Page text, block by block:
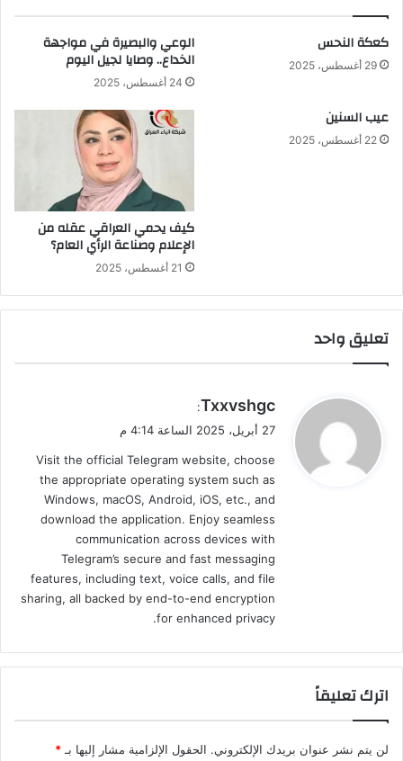
كعكة النحس
29 أغسطس، 2025
الوعي والبصيرة في مواجهة
الخداع.. وصايا لجيل اليوم
24 أغسطس، 2025
عيب السنين
22 أغسطس، 2025
كيف يحمي العراقي عقله من
الإعلام وصناعة الرأي العام؟
21 أغسطس، 2025
تعليق واحد
ي
ل
Txxvshgc
:
27 أبريل، 2025 الساعة 4:14 م
Visit the official Telegram website, choose
the appropriate operating system such as
Windows, macOS, Android, iOS, etc., and
download the application. Enjoy seamless
communication across devices with
Telegram’s secure and fast messaging
features, including text, voice calls, and file
sharing, all backed by end-to-end encryption
for enhanced privacy.
اترك تعليقاً
لن يتم نشر عنوان بريدك الإلكتروني. الحقول الإلزامية مشار إليها بـ *